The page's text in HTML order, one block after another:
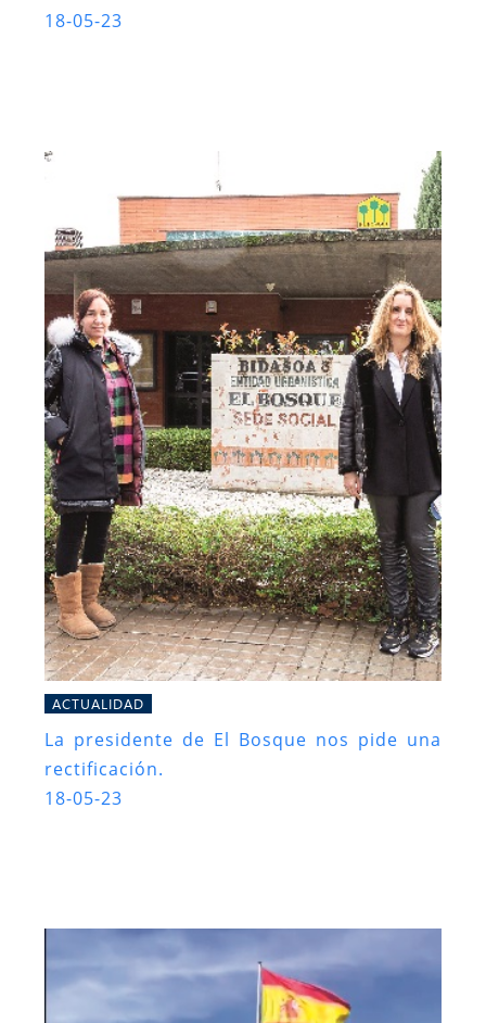
18-05-23
ACTUALIDAD
La presidente de El Bosque nos pide una
rectificación.
18-05-23